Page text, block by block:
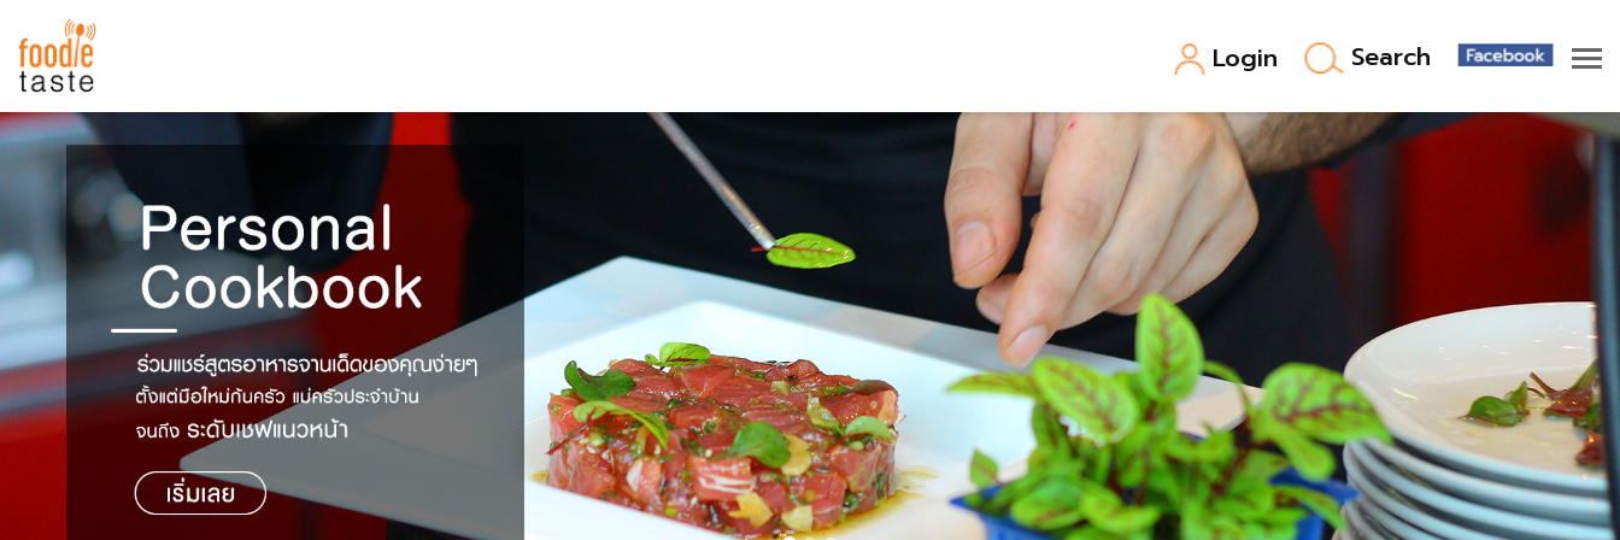
Login Search
สูตรอาหาร
สูตรอาหารล่าสุด
Top Foodie
พาไปชิม
สารพันก้นครัว
เคล็ดลับน่ารู้
เปรียบเทียบหน่วยการตวง
เปรียบเทียบอุณหภูมิ
เปรียบเทียบน้ำหนักวัตถุดิบ
FoodPedia
สร้าง Cookbook